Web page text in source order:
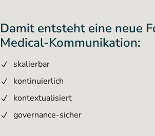
Damit entsteht eine neue
Medical-Kommunikation:
skalierbar
kontinuierlich
kontextualisiert
governance-sicher